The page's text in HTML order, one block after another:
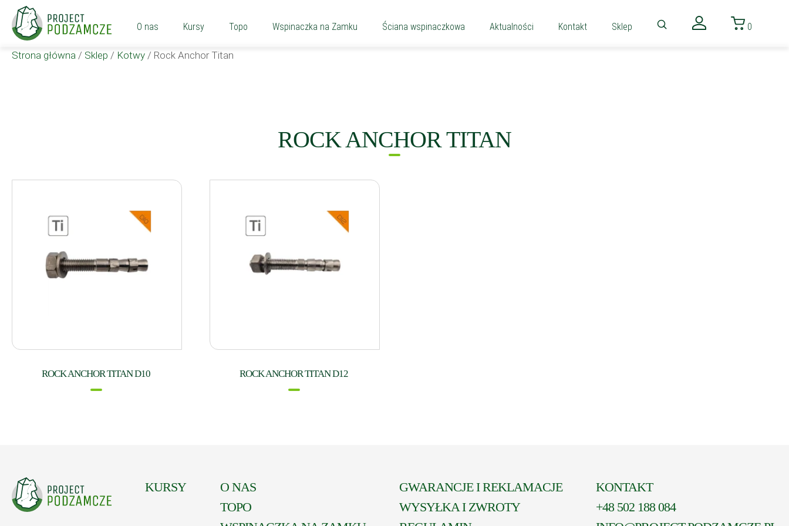
O nas Kursy Topo Wspinaczka na Zamku Ściana wspinaczkowa Aktualności Kontakt Sklep 0
Strona główna / Sklep / Kotwy / Rock Anchor Titan
ROCK ANCHOR TITAN
ROCK ANCHOR TITAN D10 ROCK ANCHOR TITAN D12
KURSY
O NAS
TOPO
GWARANCJE I REKLAMACJE
WYSYŁKA I ZWROTY
KONTAKT
+48 502 188 084